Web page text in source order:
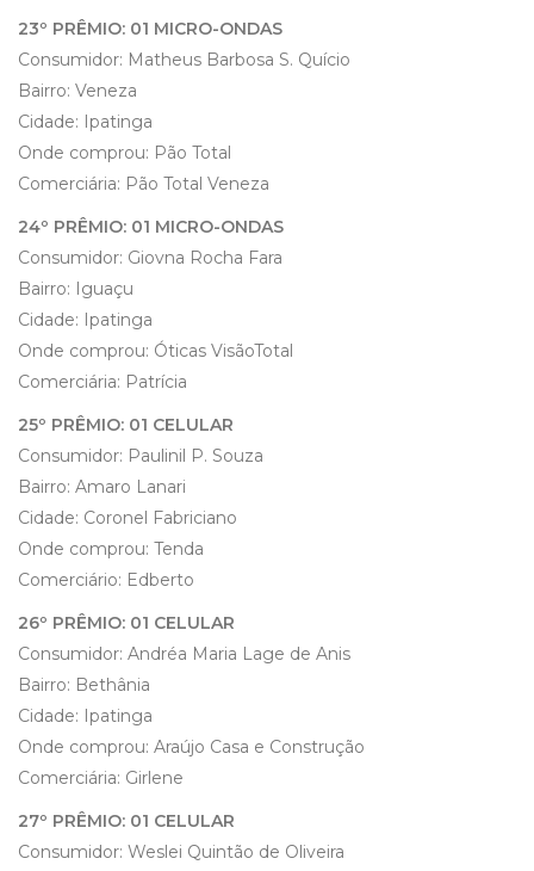
23º PRÊMIO: 01 MICRO-ONDAS
Consumidor: Matheus Barbosa S. Quício
Bairro: Veneza
Cidade: Ipatinga
Onde comprou: Pão Total
Comerciária: Pão Total Veneza
24º PRÊMIO: 01 MICRO-ONDAS
Consumidor: Giovna Rocha Fara
Bairro: Iguaçu
Cidade: Ipatinga
Onde comprou: Óticas VisãoTotal
Comerciária: Patrícia
25º PRÊMIO: 01 CELULAR
Consumidor: Paulinil P. Souza
Bairro: Amaro Lanari
Cidade: Coronel Fabriciano
Onde comprou: Tenda
Comerciário: Edberto
26º PRÊMIO: 01 CELULAR
Consumidor: Andréa Maria Lage de Anis
Bairro: Bethânia
Cidade: Ipatinga
Onde comprou: Araújo Casa e Construção
Comerciária: Girlene
27º PRÊMIO: 01 CELULAR
Consumidor: Weslei Quintão de Oliveira